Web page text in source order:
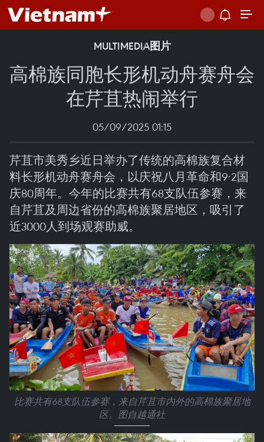
MULTIMEDIA图片
高棉族同胞长形机动舟赛舟会
在芹苴热闹举行
05/09/2025 01:15
芹苴市美秀乡近日举办了传统的高棉族复合材
料长形机动舟赛舟会，以庆祝八月革命和9·2国
庆80周年。今年的比赛共有68支队伍参赛，来
自芹苴及周边省份的高棉族聚居地区，吸引了
近3000人到场观赛助威。
比赛共有68支队伍参赛，来自芹苴市内外的高棉族聚居地
区。图自越通社